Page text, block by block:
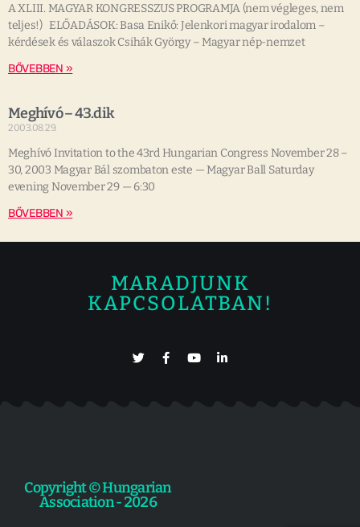
A XLIII. MAGYAR KONGRESSZUS PROGRAMJA (nem végleges, nem
teljes!) ELŐADÁSOK: Basa Enikő: Jelenkori magyar irodalom –
kérdések és válaszok Csihák György – Magyar nép-nemzet
BŐVEBBEN »
Meghívó – 43.dik
2003.08.29.
Meghívó Invitation to the 43rd Hungarian Congress November 28 –
30, 2003 Magyar Bál szombaton este — Magyar Ball Saturday
evening November 29 — 6:30
BŐVEBBEN »
MARADJUNK
KAPCSOLATBAN!
Copyright © Hungarian
Association - 2026